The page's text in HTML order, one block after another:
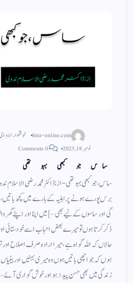
hira-online.com خوشگوار
نومبر 18, 2025
0 Comments
ساس جو کبھی بہو تھی
برس پورے ہونے پر اہلیہ کے بارے میں کچھ باتیں
گی اور ساسوں کے لیے بھی – ] میں اپنا اور اپنے گھر
ذکر کرتا ہوں تو میرے بعض احباب اسے خود ستائی
حالاں کہ اللہ گواہ ہے ، میرا ارادہ صرف اصلاح اور
ہوں کہ جو اچھی باتیں ہوں وہ میری بہنیں اور بیٹیاں
زندگی میں بھی حسن پیدا .ہو اور خوش گواری آئے